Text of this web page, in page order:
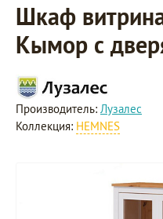
Шкаф
Кымор с
Производитель: Лузалес
Коллекция: HEMNES